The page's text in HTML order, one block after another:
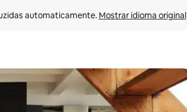
automaticamente. Mostrar idioma original